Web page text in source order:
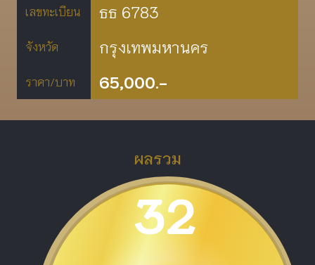
เลขทะเบียน ธธ 6783
จังหวัด กรุงเทพมหานคร
ราคา/บาท 65,000.-
ผลรวม
32